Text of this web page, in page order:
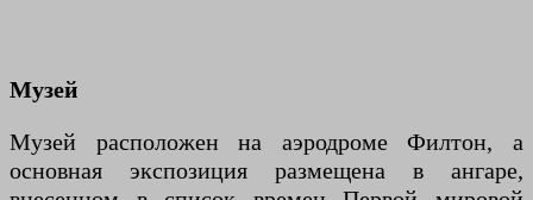
Музей
Музей расположен на аэродроме Филтон, а
основная экспозиция размещена в ангаре,